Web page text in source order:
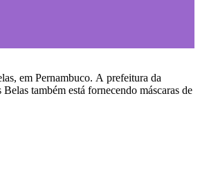
em Pernambuco. A prefeitura da
também está fornecendo máscaras de